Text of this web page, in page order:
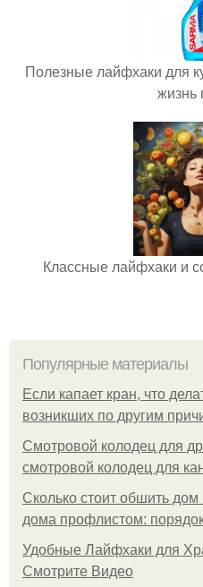
Полезные лайфхаки для
жизнь
Классные лайфхаки и
Популярные материалы
Если капает кран, что
возникших по другим
Смотровой колодец для
смотровой колодец для
Сколько стоит обшить
дома профлистом:
Удобные Лайфхаки для
Смотрите Видео